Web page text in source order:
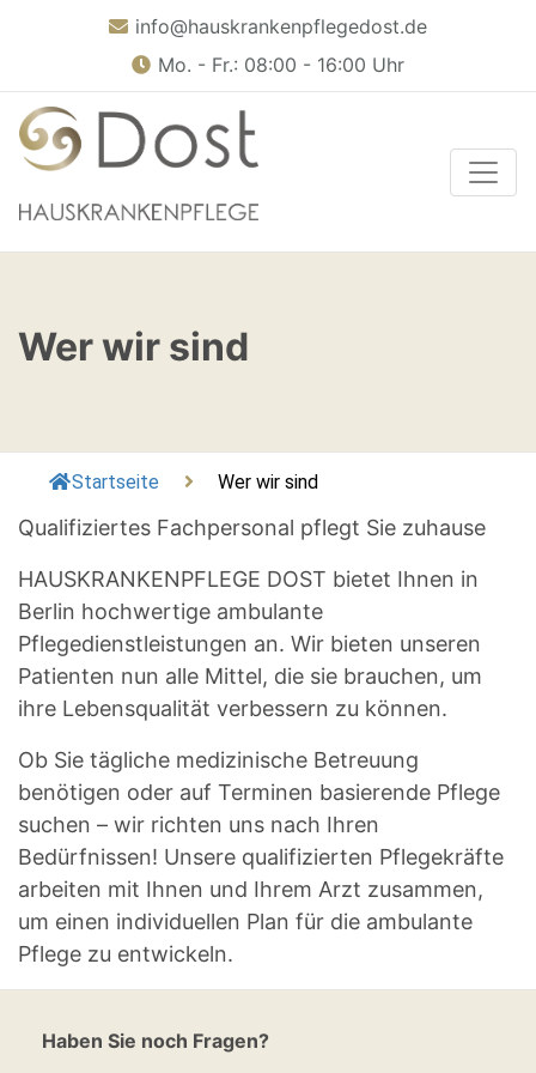
info@hauskrankenpflegedost.de
Mo. - Fr.: 08:00 - 16:00 Uhr
Wer wir sind
Startseite Wer wir sind
​Qualifiziertes Fachpersonal pflegt Sie zuhause
HAUSKRANKENPFLEGE DOST bietet Ihnen in
Berlin hochwertige ambulante
Pflegedienstleistungen an. Wir bieten unseren
Patienten nun alle Mittel, die sie brauchen, um
ihre Lebensqualität verbessern zu können.
Ob Sie tägliche medizinische Betreuung
benötigen oder auf Terminen basierende Pflege
suchen – wir richten uns nach Ihren
Bedürfnissen! Unsere qualifizierten Pflegekräfte
arbeiten mit Ihnen und Ihrem Arzt zusammen,
um einen individuellen Plan für die ambulante
Pflege zu entwickeln.
Haben Sie noch Fragen?